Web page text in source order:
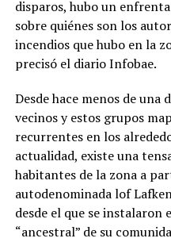
disparos, hubo un
sobre quiénes son los
incendios que hubo en la
precisó el diario Infobae.
Desde hace menos de
vecinos y estos grupos
recurrentes en los
actualidad, existe una
habitantes de la zona a
autodenominada lof
desde el que se instalaron
“ancestral” de su